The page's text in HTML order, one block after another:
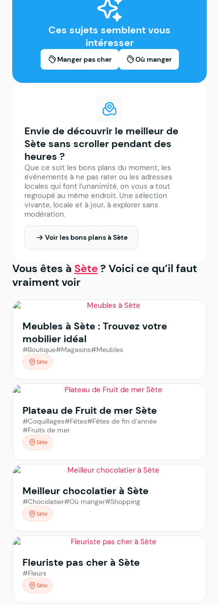
Ces sujets semblent vous
intéresser
Manger pas cher Où manger
Envie de découvrir le meilleur de
Sète sans scroller pendant des
heures ?
Que ce soit les bons plans du moment, les
événements à ne pas rater ou les adresses
locales qui font l’unanimité, on vous a tout
regroupé au même endroit. Une sélection
vivante, locale et à jour, à explorer sans
modération.
Voir les bons plans à Sète
Vous êtes à Sète? Voici ce qu’il faut
vraiment voir
Meubles à Sète : Trouvez votre
mobilier idéal
#Boutique#Magasins#Meubles
Sète
Plateau de Fruit de mer Sète
#Coquillages#Fêtes#Fêtes de fin d’année
#Fruits de mer
Sète
Meilleur chocolatier à Sète
#Chocolatier#Où manger#Shopping
Sète
Fleuriste pas cher à Sète
#Fleurs
Sète